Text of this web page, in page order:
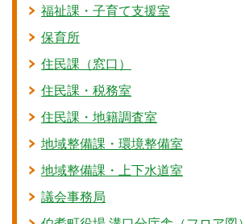
福祉課・子育て支援室
保育所
住民課（窓口）
住民課・税務室
住民課・地籍調査室
地域整備課・環境整備室
地域整備課・上下水道室
議会事務局